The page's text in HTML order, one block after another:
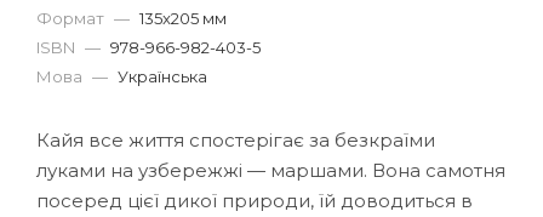
Формат — 135x205 мм
ISBN — 978-966-982-403-5
Мова — Українська
Кайя все життя спостерігає за безкраїми
луками на узбережжі — маршами. Вона самотня
посеред цієї дикої природи, їй доводиться в